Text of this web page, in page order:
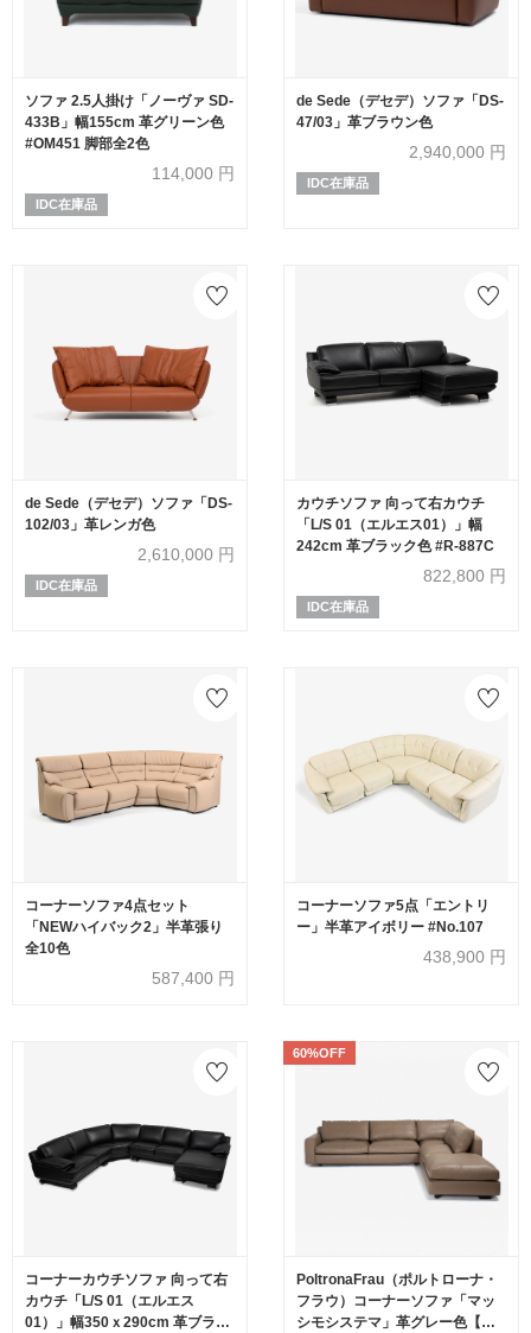
ソファ 2.5人掛け「ノーヴァ SD-
433B」幅155cm 革グリーン色
#OM451 脚部全2色
114,000 円
IDC在庫品
de Sede（デセデ）ソファ「DS-
47/03」革ブラウン色
2,940,000 円
IDC在庫品
de Sede（デセデ）ソファ「DS-
102/03」革レンガ色
2,610,000 円
IDC在庫品
カウチソファ 向って右カウチ
「L/S 01（エルエス01）」幅
242cm 革ブラック色 #R-887C
822,800 円
IDC在庫品
コーナーソファ4点セット
「NEWハイバック2」半革張り
全10色
587,400 円
コーナーソファ5点「エントリ
ー」半革アイボリー #No.107
438,900 円
コーナーカウチソファ 向って右
カウチ「L/S 01（エルエス
01）」幅350ｘ290cm 革ブラッ
60%OFF
PoltronaFrau（ポルトローナ・
フラウ）コーナーソファ「マッ
シモシステマ」革グレー色【セ